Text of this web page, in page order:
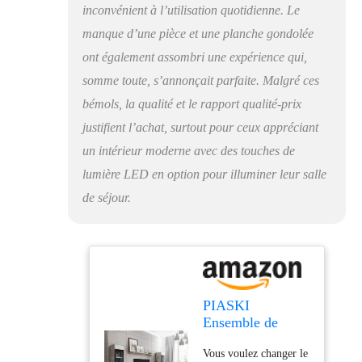
les meubles facilement
et rapidement. Les
étagères et les portes
fabriquées en verre
trempé, résistant à
l'usure mécanique et
aux rayures.
L'éclairage LED de 12
points lumineux est en
dommages causés
pendant le transport.
inconvénient à l’utilisation quotidienne. Le
manque d’une pièce et une planche gondolée
ont également assombri une expérience qui,
somme toute, s’annonçait parfaite. Malgré ces
bémols, la qualité et le rapport qualité-prix
justifient l’achat, surtout pour ceux appréciant
un intérieur moderne avec des touches de
lumière LED en option pour illuminer leur salle
de séjour.
PIASKI
Ensemble de
Vera II, éclairage
Vous voulez changer le